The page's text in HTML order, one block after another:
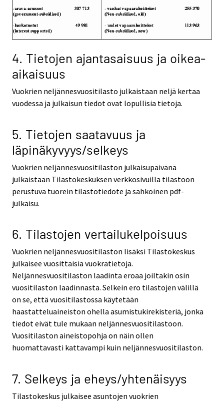
4. Tietojen ajantasaisuus ja oikea-
aikaisuus
Vuokrien neljännesvuositilasto julkaistaan neljä kertaa
vuodessa ja julkaisun tiedot ovat lopullisia tietoja.
5. Tietojen saatavuus ja
läpinäkyvyys/selkeys
Vuokrien neljännesvuositilaston julkaisupäivänä
julkaistaan Tilastokeskuksen verkkosivuilla tilastoon
perustuva tuorein tilastotiedote ja sähköinen pdf-
julkaisu.
6. Tilastojen vertailukelpoisuus
Vuokrien neljännesvuositilaston lisäksi Tilastokeskus
julkaisee vuosittaisia vuokratietoja.
Neljännesvuositilaston laadinta eroaa joiltakin osin
vuositilaston laadinnasta. Selkein ero tilastojen välillä
on se, että vuositilastossa käytetään
haastatteluaineiston ohella asumistukirekisteriä, jonka
tiedot eivät tule mukaan neljännesvuositilastoon.
Vuositilaston aineistopohja on näin ollen
huomattavasti kattavampi kuin neljännesvuositilaston.
7. Selkeys ja eheys/yhtenäisyys
Tilastokeskus julkaisee asuntojen vuokrien